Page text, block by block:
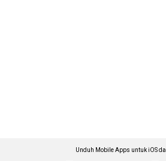
Unduh Mobile Apps untuk iOS